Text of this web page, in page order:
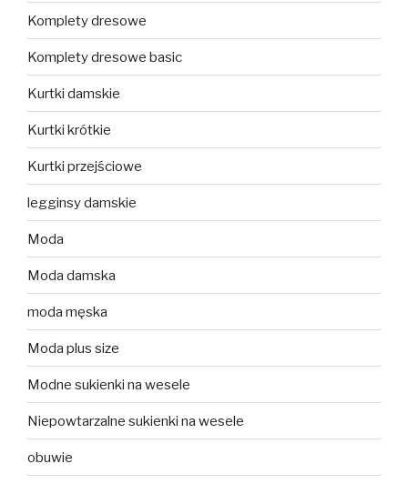
Komplety dresowe
Komplety dresowe basic
Kurtki damskie
Kurtki krótkie
Kurtki przejściowe
legginsy damskie
Moda
Moda damska
moda męska
Moda plus size
Modne sukienki na wesele
Niepowtarzalne sukienki na wesele
obuwie